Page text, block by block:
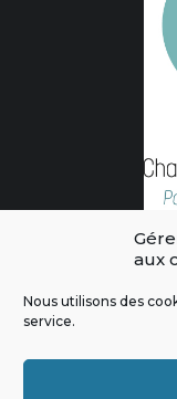
aux
Nous utilisons des
service.
L'intégralité des